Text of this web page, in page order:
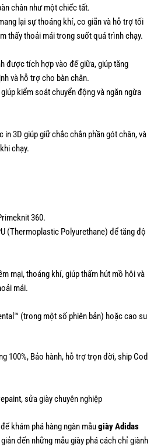
chân như một chiếc tất.
lại sự thoáng khí, co giãn và hỗ trợ tối
thấy thoải mái trong suốt quá trình chạy.
được tích hợp vào đế giữa, giúp tăng
và hỗ trợ cho bàn chân.
kiểm soát chuyển động và ngăn ngừa
in 3D giúp giữ chắc chắn phần gót chân, và
chạy.
360.
(Thermoplastic Polyurethane) để tăng độ
mại, thoáng khí, giúp thấm hút mồ hôi và
mái.
(trong một số phiên bản) hoặc cao su
100%, Bảo hành, hỗ trợ trọn đời, ship Cod
sửa giày chuyên nghiệp
khám phá hàng ngàn mẫugiày Adidas
đến những mẫu giày phá cách chỉ giành